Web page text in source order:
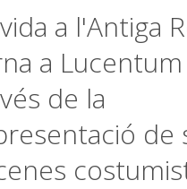
a l'Antiga
a Lucentum
de la
de